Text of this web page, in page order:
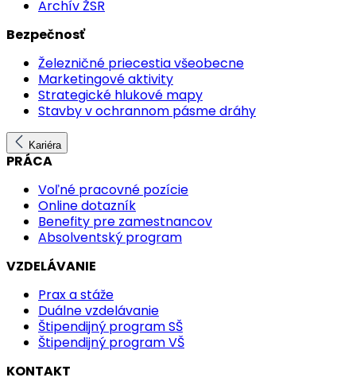
Archív ŽSR
Bezpečnosť
Železničné priecestia všeobecne
Marketingové aktivity
Strategické hlukové mapy
Stavby v ochrannom pásme dráhy
Kariéra
PRÁCA
Voľné pracovné pozície
Online dotazník
Benefity pre zamestnancov
Absolventský program
VZDELÁVANIE
Prax a stáže
Duálne vzdelávanie
Štipendijný program SŠ
Štipendijný program VŠ
KONTAKT